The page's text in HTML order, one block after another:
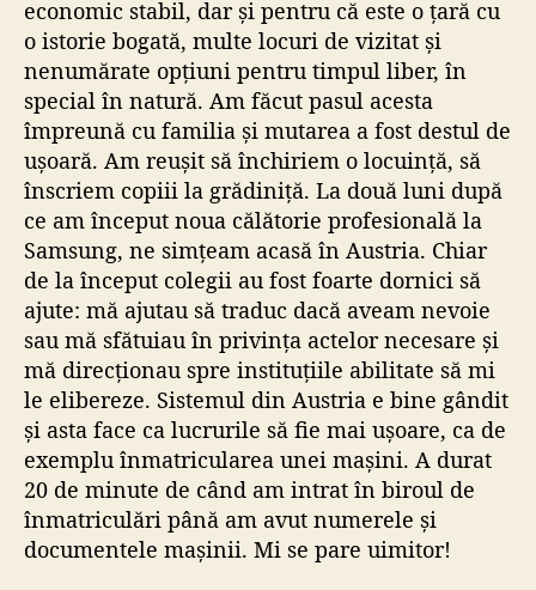
economic stabil, dar și pentru că este o țară cu
o istorie bogată, multe locuri de vizitat și
nenumărate opțiuni pentru timpul liber, în
special în natură. Am făcut pasul acesta
împreună cu familia și mutarea a fost destul de
ușoară. Am reușit să închiriem o locuință, să
înscriem copiii la grădiniță. La două luni după
ce am început noua călătorie profesională la
Samsung, ne simțeam acasă în Austria. Chiar
de la început colegii au fost foarte dornici să
ajute: mă ajutau să traduc dacă aveam nevoie
sau mă sfătuiau în privința actelor necesare și
mă direcționau spre instituțiile abilitate să mi
le elibereze. Sistemul din Austria e bine gândit
și asta face ca lucrurile să fie mai ușoare, ca de
exemplu înmatricularea unei mașini. A durat
20 de minute de când am intrat în biroul de
înmatriculări până am avut numerele și
documentele mașinii. Mi se pare uimitor!